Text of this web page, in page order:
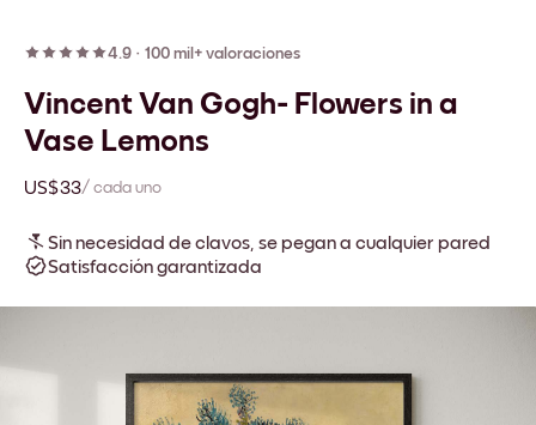
4.9 · 100 mil+ valoraciones
Vincent Van Gogh- Flowers in a
Vase Lemons
US$33/ cada uno
Sin necesidad de clavos, se pegan a cualquier pared
Satisfacción garantizada